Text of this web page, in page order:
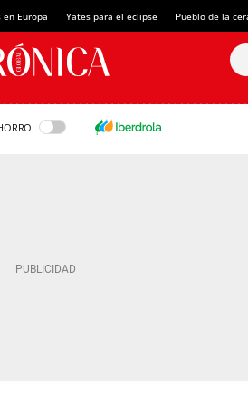
en Europa Yates para el eclipse Pueblo de la